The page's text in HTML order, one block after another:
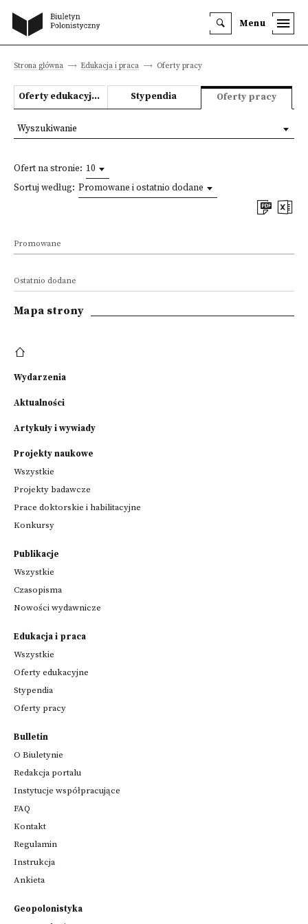
Menu
Strona główna Edukacja i praca Oferty pracy
Oferty edukacyjne Stypendia Oferty pracy
Ofert na stronie: 10
Sortuj według: Promowane i ostatnio dodane
Promowane
Ostatnio dodane
Wyszukiwanie
Mapa strony
Wydarzenia
Aktualności
Artykuły i wywiady
Projekty naukowe
Wszystkie
Projekty badawcze
Prace doktorskie i habilitacyjne
Konkursy
Publikacje
Wszystkie
Czasopisma
Nowości wydawnicze
Edukacja i praca
Wszystkie
Oferty edukacyjne
Stypendia
Oferty pracy
Bulletin
O Biuletynie
Redakcja portalu
Instytucje współpracujące
FAQ
Kontakt
Regulamin
Instrukcja
Ankieta
Geopolonistyka